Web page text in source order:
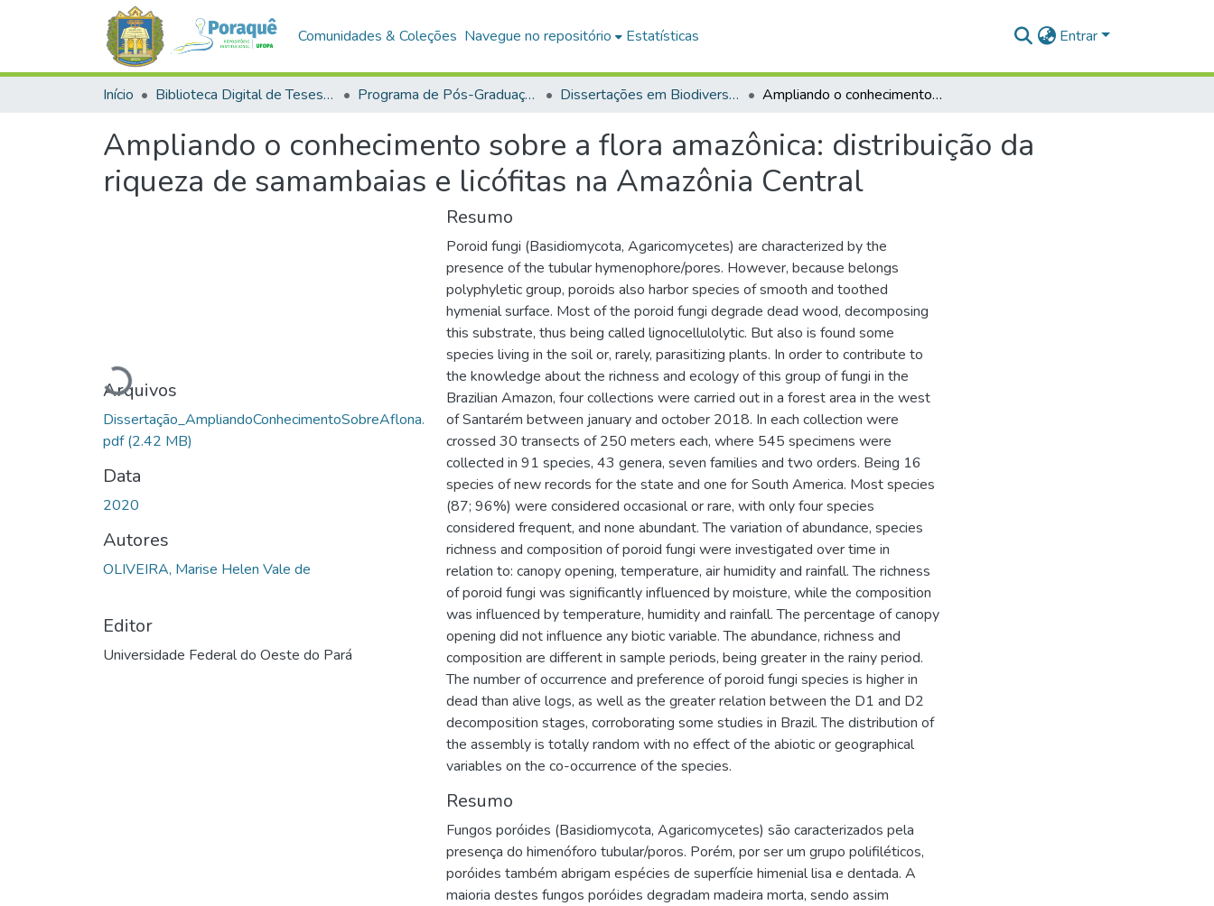
Comunidades & Coleções Navegue no repositório Estatísticas Entrar
Início Biblioteca Digital de Teses e Dissertações (BDTD) Programa de Pós-Graduação em Biodiversidade (PPGBEES) Dissertações em Biodiversidade (Mestrado) Ampliando o conhecimento sobre a flora amazônica: distribuição da riqueza de samambaias e licófitas na Amazônia Central
Ampliando o conhecimento sobre a flora amazônica: distribuição da
riqueza de samambaias e licófitas na Amazônia Central
Carregando...
Arquivos
Dissertação_AmpliandoConhecimentoSobreAflona.
pdf(2.42 MB)
Data
2020
Autores
OLIVEIRA, Marise Helen Vale de
Editor
Universidade Federal do Oeste do Pará
Resumo
Poroid fungi (Basidiomycota, Agaricomycetes) are characterized by the
presence of the tubular hymenophore/pores. However, because belongs
polyphyletic group, poroids also harbor species of smooth and toothed
hymenial surface. Most of the poroid fungi degrade dead wood, decomposing
this substrate, thus being called lignocellulolytic. But also is found some
species living in the soil or, rarely, parasitizing plants. In order to contribute to
the knowledge about the richness and ecology of this group of fungi in the
Brazilian Amazon, four collections were carried out in a forest area in the west
of Santarém between january and october 2018. In each collection were
crossed 30 transects of 250 meters each, where 545 specimens were
collected in 91 species, 43 genera, seven families and two orders. Being 16
species of new records for the state and one for South America. Most species
(87; 96%) were considered occasional or rare, with only four species
considered frequent, and none abundant. The variation of abundance, species
richness and composition of poroid fungi were investigated over time in
relation to: canopy opening, temperature, air humidity and rainfall. The richness
of poroid fungi was significantly influenced by moisture, while the composition
was influenced by temperature, humidity and rainfall. The percentage of canopy
opening did not influence any biotic variable. The abundance, richness and
composition are different in sample periods, being greater in the rainy period.
The number of occurrence and preference of poroid fungi species is higher in
dead than alive logs, as well as the greater relation between the D1 and D2
decomposition stages, corroborating some studies in Brazil. The distribution of
the assembly is totally random with no effect of the abiotic or geographical
variables on the co-occurrence of the species.
Resumo
Fungos poróides (Basidiomycota, Agaricomycetes) são caracterizados pela
presença do himenóforo tubular/poros. Porém, por ser um grupo polifiléticos,
poróides também abrigam espécies de superfície himenial lisa e dentada. A
maioria destes fungos poróides degradam madeira morta, sendo assim